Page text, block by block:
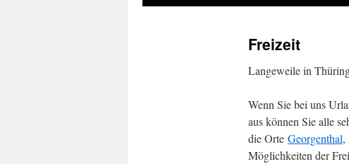
Freizeit
Langeweile in
Wenn Sie bei uns
aus können Sie alle
die Orte Georgenthal,
Möglichkeiten der